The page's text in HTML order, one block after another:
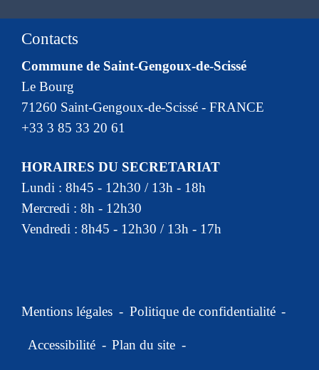
Contacts
Commune de Saint-Gengoux-de-Scissé
Le Bourg
71260 Saint-Gengoux-de-Scissé - FRANCE
+33 3 85 33 20 61
HORAIRES DU SECRETARIAT
Lundi : 8h45 - 12h30 / 13h - 18h
Mercredi : 8h - 12h30
Vendredi : 8h45 - 12h30 / 13h - 17h
Mentions légales - Politique de confidentialité -
Accessibilité - Plan du site -